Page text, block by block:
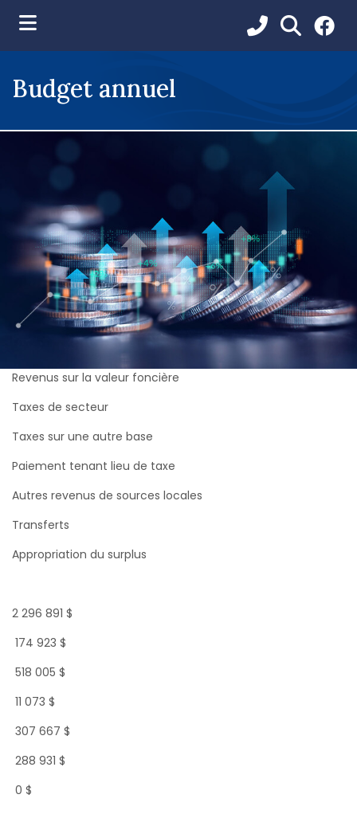
(Services aux citoyens )
(Loisirs et communications )
(Développement et urbanisme )
Budget annuel
Revenus sur la valeur foncière
Taxes de secteur
Taxes sur une autre base
Paiement tenant lieu de taxe
Autres revenus de sources locales
Transferts
Appropriation du surplus
2 296 891 $
174 923 $
518 005 $
11 073 $
307 667 $
288 931 $
0 $